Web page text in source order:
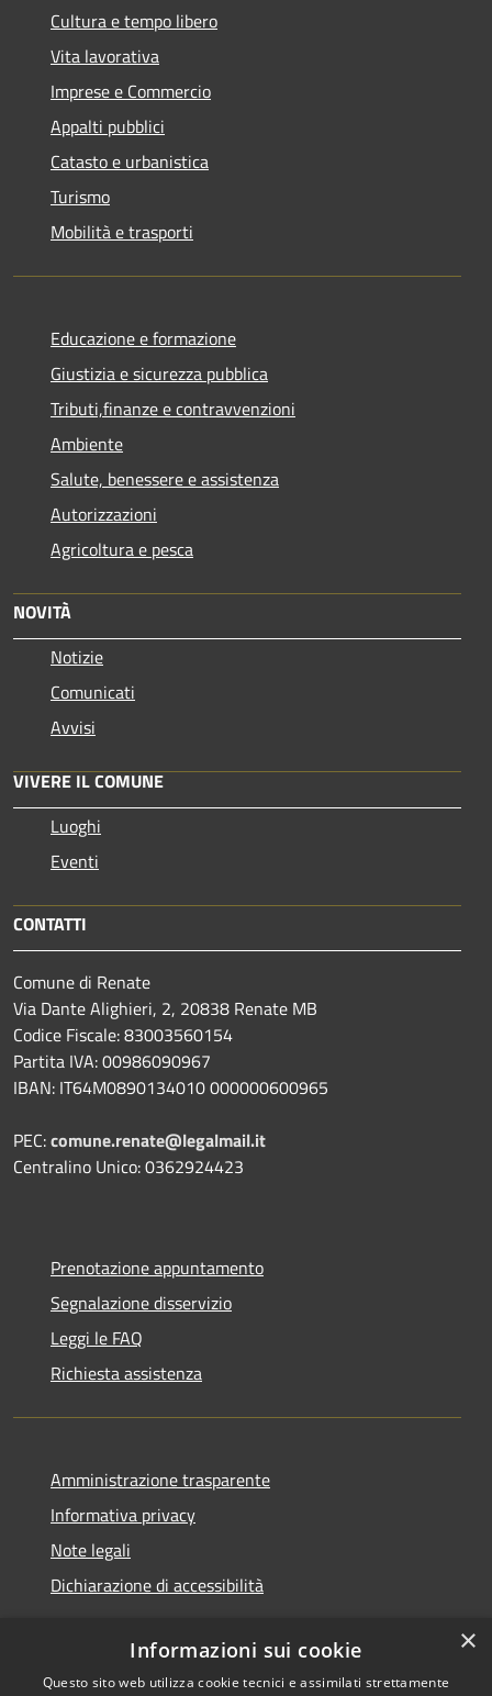
Cultura e tempo libero
Vita lavorativa
Imprese e Commercio
Appalti pubblici
Catasto e urbanistica
Turismo
Mobilità e trasporti
Educazione e formazione
Giustizia e sicurezza pubblica
Tributi,finanze e contravvenzioni
Ambiente
Salute, benessere e assistenza
Autorizzazioni
Agricoltura e pesca
NOVITÀ
Notizie
Comunicati
Avvisi
VIVERE IL COMUNE
Luoghi
Eventi
CONTATTI
Comune di Renate
Via Dante Alighieri, 2, 20838 Renate MB
Codice Fiscale: 83003560154
Partita IVA: 00986090967
IBAN: IT64M0890134010 000000600965
PEC:comune.renate@legalmail.it
Centralino Unico: 0362924423
Prenotazione appuntamento
Segnalazione disservizio
Leggi le FAQ
Richiesta assistenza
Amministrazione trasparente
Informativa privacy
Note legali
Dichiarazione di accessibilità
×
Informazioni sui cookie
Questo sito web utilizza cookie tecnici e assimilati strettamente